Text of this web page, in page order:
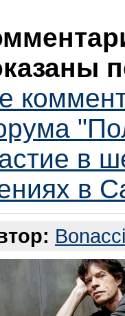
в
в